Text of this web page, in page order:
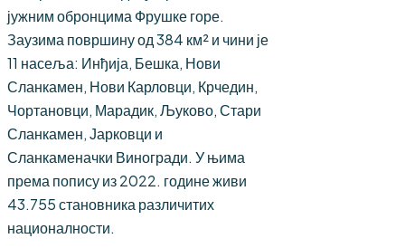
јужним обронцима Фрушке горе.
Заузима површину од 384 км² и чини је
11 насеља: Инђија, Бешка, Нови
Сланкамен, Нови Карловци, Крчедин,
Чортановци, Марадик, Љуково, Стари
Сланкамен, Јарковци и
Сланкаменачки Виногради. У њима
према попису из 2022. године живи
43.755 становника различитих
националности.